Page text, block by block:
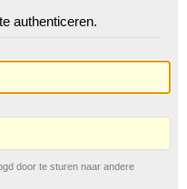
authenticeren.
door te sturen naar andere